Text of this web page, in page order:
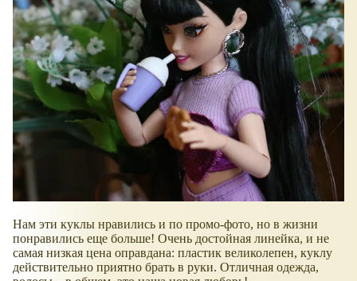
Нам эти куклы нравились и по промо-фото, но в жизни
понравились еще больше! Очень достойная линейка, и не
самая низкая цена оправдана: пластик великолепен, куклу
действительно приятно брать в руки. Отличная одежда,